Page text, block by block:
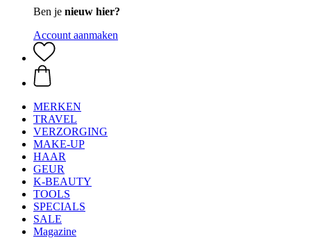
Ben je nieuw hier?
Account aanmaken
MERKEN
TRAVEL
VERZORGING
MAKE-UP
HAAR
GEUR
K-BEAUTY
TOOLS
SPECIALS
SALE
Magazine